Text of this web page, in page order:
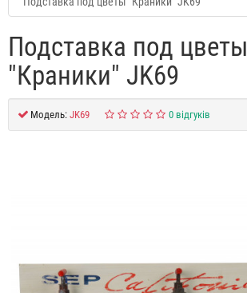
Подставка под цветы
"Краники" JK69
Модель: JK69 0 відгуків